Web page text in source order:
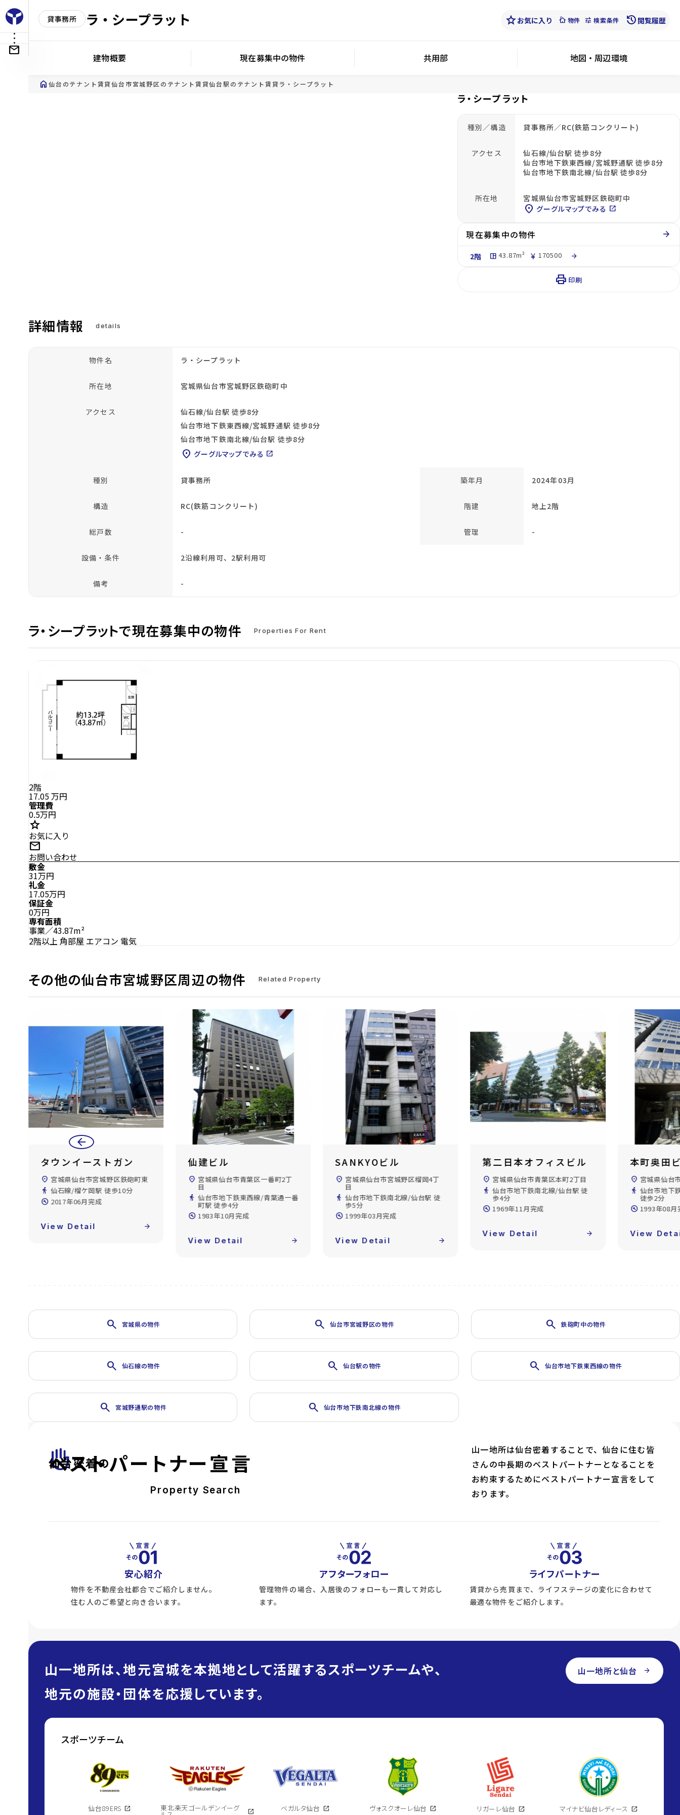
貸事務所 ラ・シープラット starお気に入り cottage物件 tune 検索条件 history 閲覧履歴
建物概要 現在募集中の物件 共用部 地図・周辺環境
home 仙台のテナント賃貸仙台市宮城野区のテナント賃貸仙台駅のテナント賃貸ラ・シープラット
ラ・シープラット
種別／構造 貸事務所／RC(鉄筋コンクリート)
アクセス
仙石線/仙台駅 徒歩8分
仙台市地下鉄東西線/宮城野通駅 徒歩8分
仙台市地下鉄南北線/仙台駅 徒歩8分
所在地 宮城県仙台市宮城野区鉄砲町中
location_on グーグルマップでみる open_in_new
現在募集中の物件 arrow_forward
2階 space_dashboard 43.87m² currency_yen 170500 arrow_forward
print 印刷
詳細情報 details
物件名 ラ・シープラット
所在地 宮城県仙台市宮城野区鉄砲町中
アクセス
仙石線/仙台駅 徒歩8分
仙台市地下鉄東西線/宮城野通駅 徒歩8分
仙台市地下鉄南北線/仙台駅 徒歩8分
location_on グーグルマップでみる open_in_new
種別 貸事務所 築年月 2024年03月
構造 RC(鉄筋コンクリート) 階建 地上2階
総戸数 - 管理 -
設備・条件 2沿線利用可、2駅利用可
備考 -
ラ・シープラットで現在募集中の物件 Properties For Rent
2階
17.05万円
管理費
0.5万円
star
お気に入り
mail
お問い合わせ
敷金
31万円
礼金
17.05万円
保証金
0万円
専有面積
事業／43.87m²
2階以上 角部屋 エアコン 電気
その他の仙台市宮城野区周辺の物件 Related Property
arrow_back
仙建ビル
location_on 宮城県仙台市青葉区一番町2丁
目
directions_walk 仙台市地下鉄東西線/青葉通一番
町駅 徒歩4分
SANKYOビル
location_on 宮城県仙台市宮城野区榴岡4丁
目
directions_walk 仙台市地下鉄南北線/仙台駅 徒
歩5分
build_circle 1999年03月完成
View Detail arrow_forward
第二日本オフィスビル
location_on 宮城県仙台市青葉区本町2丁目
仙台市地下鉄南北線/仙台駅 徒
歩4分
1969年11月完成
本町奥田ビル
location_on 宮城県仙台市青葉区本町2丁目
directions_walk 仙台市地下鉄南北線/広瀬通駅
徒歩2分
build_circle 1993年08月完成
View Detail arrow_forward
仙台松村
location_on 宮城県仙台
directions_walk 仙台市地下
徒歩10分
build_circle 1992年07月
View
search 宮城県の物件 search 仙台市宮城野区の物件 search 鉄砲町中の物件
search 仙石線の物件 search 仙台駅の物件 search 仙台市地下鉄東西線の物件
search 宮城野通駅の物件 search 仙台市地下鉄南北線の物件
front_hand
仙台密着の
ベストパートナー宣言
Property Search
山一地所は仙台密着することで、仙台に住む皆
さんの中長期のベストパートナーとなることを
お約束するためにベストパートナー宣言をして
おります。
安心紹介
物件を不動産会社都合でご紹介しません。
住む人のご希望と向き合います。
アフターフォロー
管理物件の場合、入居後のフォローも一貫して対応し
ます。
ライフパートナー
賃貸から売買まで、ライフステージの変化に合わせて
最適な物件をご紹介します。
山一地所は、地元宮城を本拠地として活躍するスポーツチームや、
地元の施設・団体を応援しています。
山一地所と仙台 arrow_forward
スポーツチーム
仙台89ERS open_in_new 東北楽天ゴールデンイーグ open_in_new ベガルタ仙台 open_in_new ヴォスクオーレ仙台 open_in_new リガーレ仙台 open_in_new マイナビ仙台レディース open_in_new